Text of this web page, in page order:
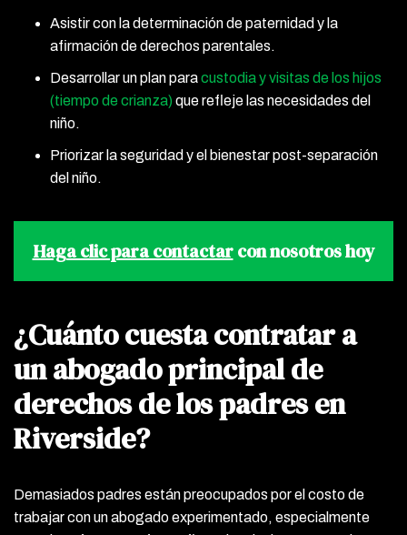
Asistir con la determinación de paternidad y la
afirmación de derechos parentales.
Desarrollar un plan paracustodia y visitas de los hijos
(tiempo de crianza) que refleje las necesidades del
niño.
Priorizar la seguridad y el bienestar post-separación
del niño.
Haga clic para contactarcon nosotros hoy
¿Cuánto cuesta contratar a
un abogado principal de
derechos de los padres en
Riverside?
Demasiados padres están preocupados por el costo de
trabajar con un abogado experimentado, especialmente